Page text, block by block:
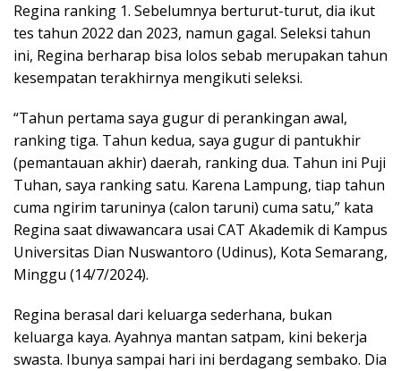
Regina ranking 1. Sebelumnya berturut-turut, dia ikut
tes tahun 2022 dan 2023, namun gagal. Seleksi tahun
ini, Regina berharap bisa lolos sebab merupakan tahun
kesempatan terakhirnya mengikuti seleksi.
“Tahun pertama saya gugur di perankingan awal,
ranking tiga. Tahun kedua, saya gugur di pantukhir
(pemantauan akhir) daerah, ranking dua. Tahun ini Puji
Tuhan, saya ranking satu. Karena Lampung, tiap tahun
cuma ngirim taruninya (calon taruni) cuma satu,” kata
Regina saat diwawancara usai CAT Akademik di Kampus
Universitas Dian Nuswantoro (Udinus), Kota Semarang,
Minggu (14/7/2024).
Regina berasal dari keluarga sederhana, bukan
keluarga kaya. Ayahnya mantan satpam, kini bekerja
swasta. Ibunya sampai hari ini berdagang sembako. Dia